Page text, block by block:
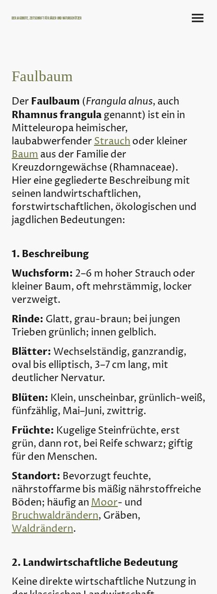
Der Jagdbote, Zeitschrift für Jäger und Naturschützer
Faulbaum
Der Faulbaum (Frangula alnus, auch
Rhamnus frangulagenannt) ist ein in
Mitteleuropa heimischer,
laubabwerfenderStrauchoder kleiner
Baumaus der Familie der
Kreuzdorngewächse (Rhamnaceae).
Hier eine gegliederte Beschreibung mit
seinen landwirtschaftlichen,
forstwirtschaftlichen, ökologischen und
jagdlichen Bedeutungen:
1. Beschreibung
Wuchsform: 2–6 m hoher Strauch oder
kleiner Baum, oft mehrstämmig, locker
verzweigt.
Rinde: Glatt, grau-braun; bei jungen
Trieben grünlich; innen gelblich.
Blätter: Wechselständig, ganzrandig,
oval bis elliptisch, 3–7 cm lang, mit
deutlicher Nervatur.
Blüten: Klein, unscheinbar, grünlich-weiß,
fünfzählig, Mai–Juni, zwittrig.
Früchte: Kugelige Steinfrüchte, erst
grün, dann rot, bei Reife schwarz; giftig
für den Menschen.
Standort: Bevorzugt feuchte,
nährstoffarme bis mäßig nährstoffreiche
Böden; häufig anMoor- und
Bruchwaldrändern, Gräben,
Waldrändern.
2. Landwirtschaftliche Bedeutung
Keine direkte wirtschaftliche Nutzung in